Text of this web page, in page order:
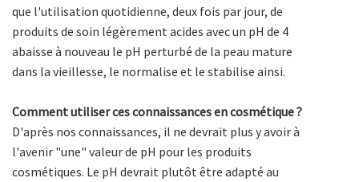
que l'utilisation quotidienne, deux fois par jour, de
produits de soin légèrement acides avec un pH de 4
abaisse à nouveau le pH perturbé de la peau mature
dans la vieillesse, le normalise et le stabilise ainsi.
Comment utiliser ces connaissances en cosmétique ?
D'après nos connaissances, il ne devrait plus y avoir à
l'avenir "une" valeur de pH pour les produits
cosmétiques. Le pH devrait plutôt être adapté au